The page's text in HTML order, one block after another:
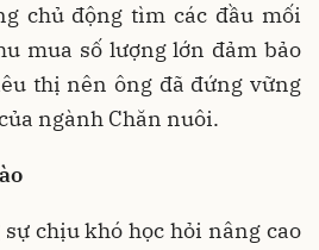
chủ động tìm các đầu mối
mua số lượng lớn đảm bảo
thị nên ông đã đứng vững
ngành Chăn nuôi.
chịu khó học hỏi nâng cao